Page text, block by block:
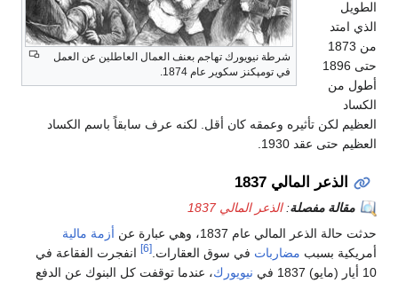
شرطة نيويورك تهاجم بعنف العمال العاطلين عن العمل
في تومپكنز سكوير عام 1874.
الطويل
الذي امتد
من 1873
حتى 1896
أطول من
الكساد
العظيم لكن تأثيره وعمقه كان أقل. لكنه عرف سابقاً باسم الكساد
العظيم حتى عقد 1930.
الذعر المالي 1837
مقالة مفصلة:الذعر المالي 1837
حدثت حالة الذعر المالي عام 1837، وهي عبارة عن
أزمة مالية
أمريكية بسبب مضاربات في سوق العقارات. [6]
انفجرت الفقاعة في
10 أيار (مايو) 1837 في
نيويورك، عندما توقفت كل البنوك عن الدفع